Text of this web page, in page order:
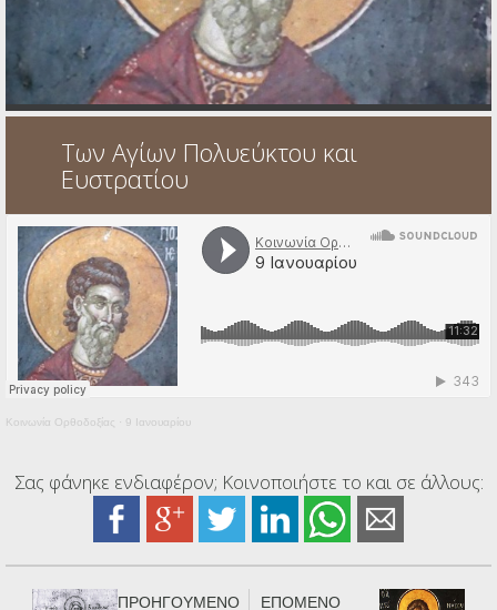
Ηχητικά
Των Αγίων Πολυεύκτου και
Ευστρατίου
Κοινωνία Ορθοδοξίας · 9 Ιανουαρίου
Σας φάνηκε ενδιαφέρον; Κοινοποιήστε το και σε άλλους:
ΠΡΟΗΓΟΥΜΕΝΟ ΕΠΟΜΕΝΟ